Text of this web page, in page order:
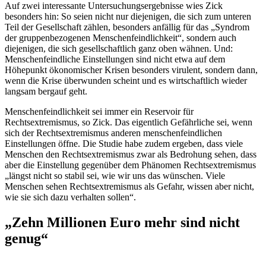
Auf zwei interessante Untersuchungsergebnisse wies Zick
besonders hin: So seien nicht nur diejenigen, die sich zum unteren
Teil der Gesellschaft zählen, besonders anfällig für das „Syndrom
der gruppenbezogenen Menschenfeindlichkeit“, sondern auch
diejenigen, die sich gesellschaftlich ganz oben wähnen. Und:
Menschenfeindliche Einstellungen sind nicht etwa auf dem
Höhepunkt ökonomischer Krisen besonders virulent, sondern dann,
wenn die Krise überwunden scheint und es wirtschaftlich wieder
langsam bergauf geht.
Menschenfeindlichkeit sei immer ein Reservoir für
Rechtsextremismus, so Zick. Das eigentlich Gefährliche sei, wenn
sich der Rechtsextremismus anderen menschenfeindlichen
Einstellungen öffne. Die Studie habe zudem ergeben, dass viele
Menschen den Rechtsextremismus zwar als Bedrohung sehen, dass
aber die Einstellung gegenüber dem Phänomen Rechtsextremismus
„längst nicht so stabil sei, wie wir uns das wünschen. Viele
Menschen sehen Rechtsextremismus als Gefahr, wissen aber nicht,
wie sie sich dazu verhalten sollen“.
„Zehn Millionen Euro mehr sind nicht
genug“